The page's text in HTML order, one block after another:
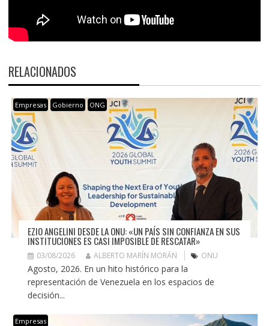
RELACIONADOS
Empresas Gobierno ONG
EZIO ANGELINI DESDE LA ONU: «UN PAÍS SIN CONFIANZA EN SUS
INSTITUCIONES ES CASI IMPOSIBLE DE RESCATAR»
03/08/2026 ALBERTO MARÍN MORÁN ONU
Agosto, 2026. En un hito histórico para la
representación de Venezuela en los espacios de
decisión...
Empresas